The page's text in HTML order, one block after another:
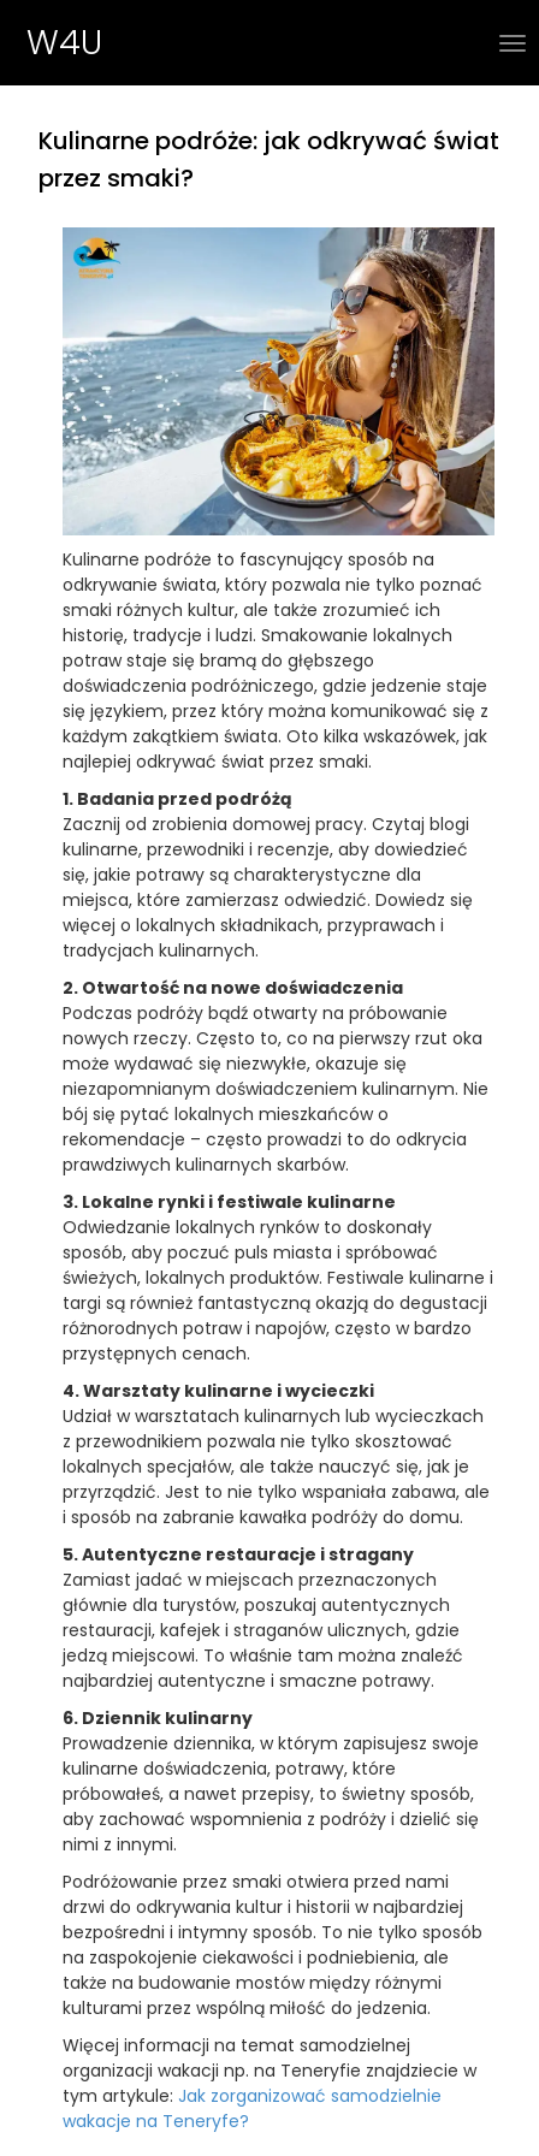
W4U
Kulinarne podróże: jak odkrywać świat
przez smaki?
Kulinarne podróże to fascynujący sposób na
odkrywanie świata, który pozwala nie tylko poznać
smaki różnych kultur, ale także zrozumieć ich
historię, tradycje i ludzi. Smakowanie lokalnych
potraw staje się bramą do głębszego
doświadczenia podróżniczego, gdzie jedzenie staje
się językiem, przez który można komunikować się z
każdym zakątkiem świata. Oto kilka wskazówek, jak
najlepiej odkrywać świat przez smaki.
1. Badania przed podróżą
Zacznij od zrobienia domowej pracy. Czytaj blogi
kulinarne, przewodniki i recenzje, aby dowiedzieć
się, jakie potrawy są charakterystyczne dla
miejsca, które zamierzasz odwiedzić. Dowiedz się
więcej o lokalnych składnikach, przyprawach i
tradycjach kulinarnych.
2. Otwartość na nowe doświadczenia
Podczas podróży bądź otwarty na próbowanie
nowych rzeczy. Często to, co na pierwszy rzut oka
może wydawać się niezwykłe, okazuje się
niezapomnianym doświadczeniem kulinarnym. Nie
bój się pytać lokalnych mieszkańców o
rekomendacje – często prowadzi to do odkrycia
prawdziwych kulinarnych skarbów.
3. Lokalne rynki i festiwale kulinarne
Odwiedzanie lokalnych rynków to doskonały
sposób, aby poczuć puls miasta i spróbować
świeżych, lokalnych produktów. Festiwale kulinarne i
targi są również fantastyczną okazją do degustacji
różnorodnych potraw i napojów, często w bardzo
przystępnych cenach.
4. Warsztaty kulinarne i wycieczki
Udział w warsztatach kulinarnych lub wycieczkach
z przewodnikiem pozwala nie tylko skosztować
lokalnych specjałów, ale także nauczyć się, jak je
przyrządzić. Jest to nie tylko wspaniała zabawa, ale
i sposób na zabranie kawałka podróży do domu.
5. Autentyczne restauracje i stragany
Zamiast jadać w miejscach przeznaczonych
głównie dla turystów, poszukaj autentycznych
restauracji, kafejek i straganów ulicznych, gdzie
jedzą miejscowi. To właśnie tam można znaleźć
najbardziej autentyczne i smaczne potrawy.
6. Dziennik kulinarny
Prowadzenie dziennika, w którym zapisujesz swoje
kulinarne doświadczenia, potrawy, które
próbowałeś, a nawet przepisy, to świetny sposób,
aby zachować wspomnienia z podróży i dzielić się
nimi z innymi.
Podróżowanie przez smaki otwiera przed nami
drzwi do odkrywania kultur i historii w najbardziej
bezpośredni i intymny sposób. To nie tylko sposób
na zaspokojenie ciekawości i podniebienia, ale
także na budowanie mostów między różnymi
kulturami przez wspólną miłość do jedzenia.
Więcej informacji na temat samodzielnej
organizacji wakacji np. na Teneryfie znajdziecie w
tym artykule:Jak zorganizować samodzielnie
wakacje na Teneryfe?